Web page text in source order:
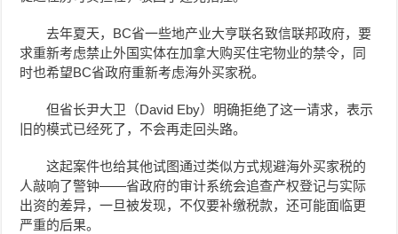
去年夏天，BC省一些地产业大亨联名致信联邦政府，要
求重新考虑禁止外国实体在加拿大购买住宅物业的禁令，同
时也希望BC省政府重新考虑海外买家税。
但省长尹大卫（David Eby）明确拒绝了这一请求，表示
旧的模式已经死了，不会再走回头路。
这起案件也给其他试图通过类似方式规避海外买家税的
人敲响了警钟——省政府的审计系统会追查产权登记与实际
出资的差异，一旦被发现，不仅要补缴税款，还可能面临更
严重的后果。